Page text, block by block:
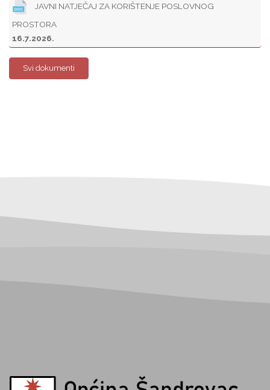
JAVNI NATJEČAJ ZA KORIŠTENJE POSLOVNOG
PROSTORA
16.7.2026.
Svi dokumenti